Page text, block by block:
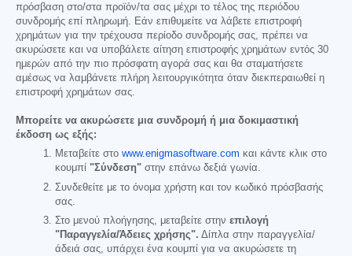
πρόσβαση στο/στα προϊόν/τα σας μέχρι το τέλος της περιόδου
συνδρομής επί πληρωμή. Εάν επιθυμείτε να λάβετε επιστροφή
χρημάτων για την τρέχουσα περίοδο συνδρομής σας, πρέπει να
ακυρώσετε και να υποβάλετε αίτηση επιστροφής χρημάτων εντός 30
ημερών από την πιο πρόσφατη αγορά σας και θα σταματήσετε
αμέσως να λαμβάνετε πλήρη λειτουργικότητα όταν διεκπεραιωθεί η
επιστροφή χρημάτων σας.
Μπορείτε να ακυρώσετε μια συνδρομή ή μια δοκιμαστική
έκδοση ως εξής:
Μεταβείτε στο www.enigmasoftware.com και κάντε κλικ στο
κουμπί "Σύνδεση" στην επάνω δεξιά γωνία.
Συνδεθείτε με το όνομα χρήστη και τον κωδικό πρόσβασής
σας.
Στο μενού πλοήγησης, μεταβείτε στην επιλογή
"Παραγγελία/Άδειες χρήσης". Δίπλα στην παραγγελία/
άδειά σας, υπάρχει ένα κουμπί για να ακυρώσετε τη